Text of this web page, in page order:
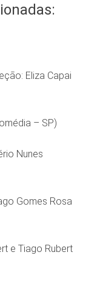
Eliza Capai
– SP)
Nunes
Gomes Rosa
e Tiago Rubert